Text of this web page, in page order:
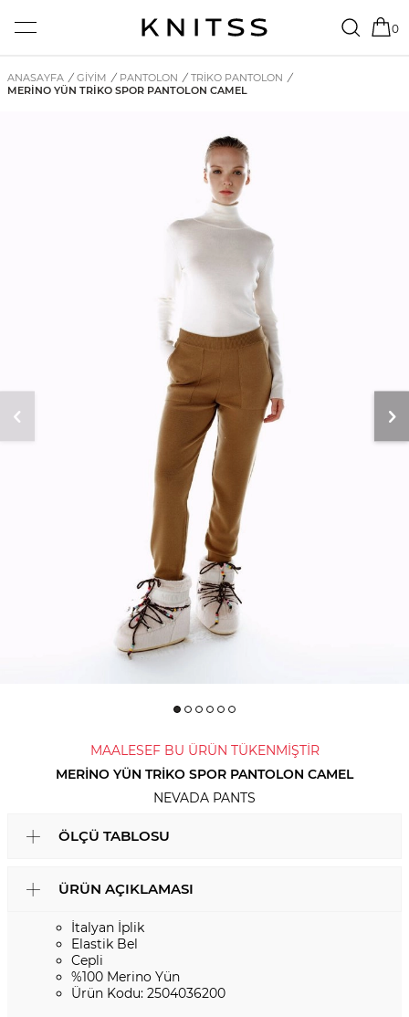
0
ANASAYFA / GİYİM / PANTOLON / TRIKO PANTOLON /
MERINO YÜN TRIKO SPOR PANTOLON CAMEL
MAALESEF BU ÜRÜN TÜKENMİŞTİR
MERINO YÜN TRIKO SPOR PANTOLON CAMEL
NEVADA PANTS
ÖLÇÜ TABLOSU
ÜRÜN AÇIKLAMASI
İtalyan İplik
Elastik Bel
Cepli
%100 Merino Yün
Ürün Kodu: 2504036200